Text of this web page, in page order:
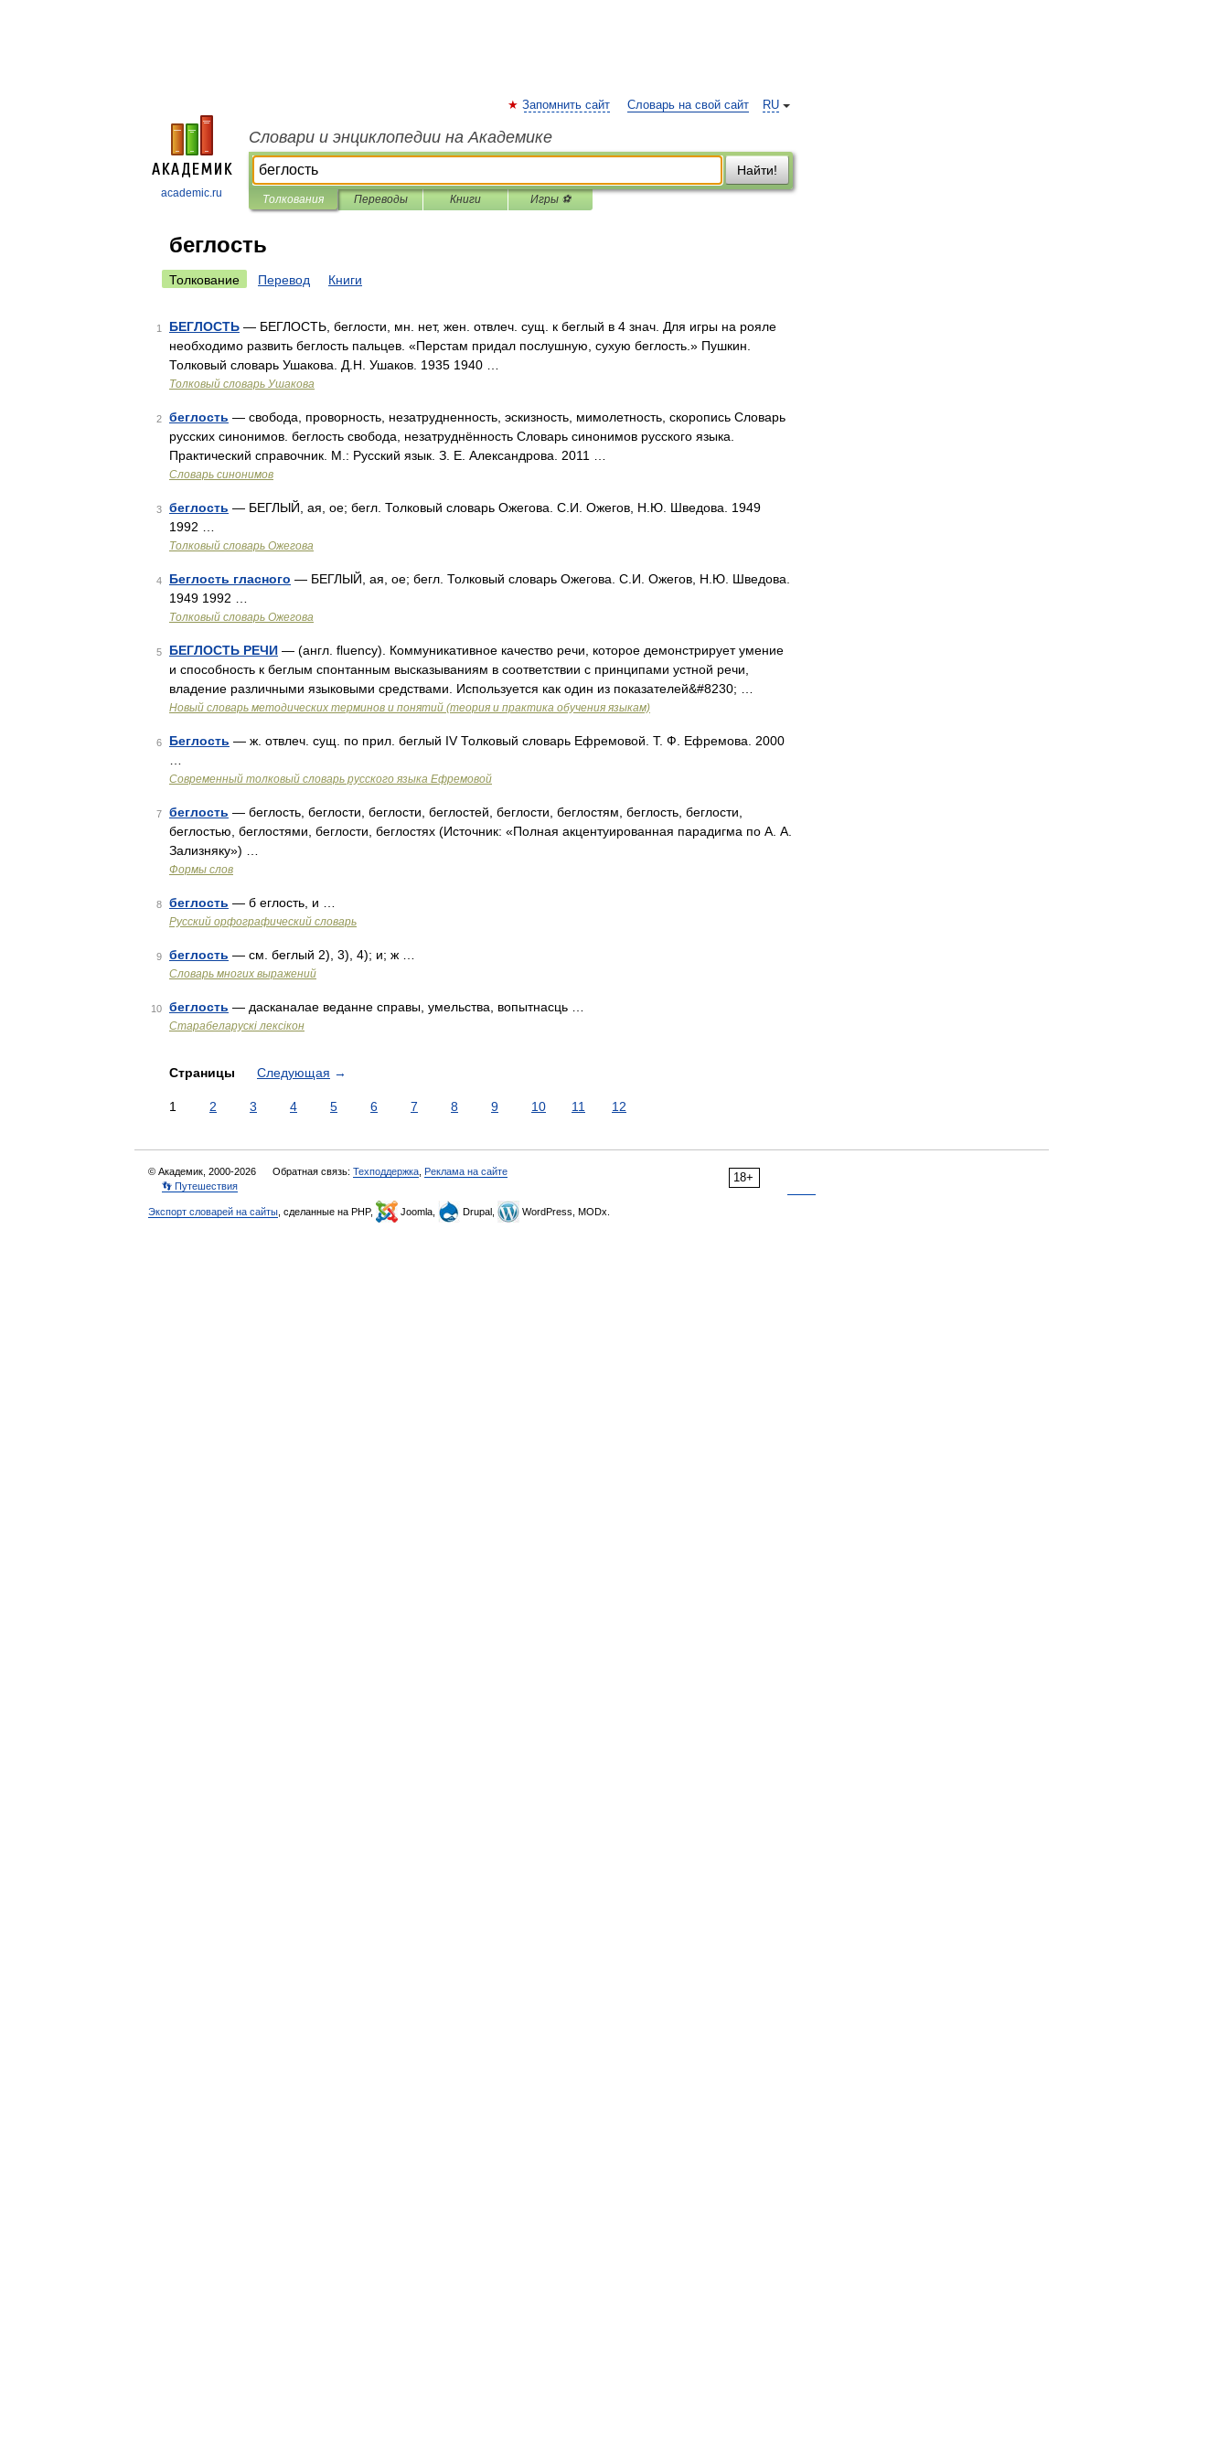
academic.ru
RU
Запомнить сайт Словарь на свой сайт
Словари и энциклопедии на Академике
Найти!
Толкования Переводы Книги Игры ⚽
беглость
Толкование Перевод Книги
1 БЕГЛОСТЬ — БЕГЛОСТЬ, беглости, мн. нет, жен. отвлеч. сущ. к беглый в 4 знач. Для игры на рояле
необходимо развить беглость пальцев. «Перстам придал послушную, сухую беглость.» Пушкин.
Толковый словарь Ушакова. Д.Н. Ушаков. 1935 1940 …
Толковый словарь Ушакова
2 беглость — свобода, проворность, незатрудненность, эскизность, мимолетность, скоропись Словарь
русских синонимов. беглость свобода, незатруднённость Словарь синонимов русского языка.
Практический справочник. М.: Русский язык. З. Е. Александрова. 2011 …
Словарь синонимов
3 беглость — БЕГЛЫЙ, ая, ое; бегл. Толковый словарь Ожегова. С.И. Ожегов, Н.Ю. Шведова. 1949
1992 …
Толковый словарь Ожегова
4 Беглость гласного — БЕГЛЫЙ, ая, ое; бегл. Толковый словарь Ожегова. С.И. Ожегов, Н.Ю. Шведова.
1949 1992 …
Толковый словарь Ожегова
5 БЕГЛОСТЬ РЕЧИ — (англ. fluency). Коммуникативное качество речи, которое демонстрирует умение
и способность к беглым спонтанным высказываниям в соответствии с принципами устной речи,
владение различными языковыми средствами. Используется как один из показателей&#8230; …
Новый словарь методических терминов и понятий (теория и практика обучения языкам)
6 Беглость — ж. отвлеч. сущ. по прил. беглый IV Толковый словарь Ефремовой. Т. Ф. Ефремова. 2000
Современный толковый словарь русского языка Ефремовой
7 беглость — беглость, беглости, беглости, беглостей, беглости, беглостям, беглость, беглости,
беглостью, беглостями, беглости, беглостях (Источник: «Полная акцентуированная парадигма по А. А.
Зализняку») …
Формы слов
8 беглость — б еглость, и …
Русский орфографический словарь
9 беглость — см. беглый 2), 3), 4); и; ж …
Словарь многих выражений
10 беглость — дасканалае веданне справы, умельства, вопытнасць …
Старабеларускі лексікон
Страницы Следующая →
1 2 3 4 5 6 7 8 9 10 11 12
18+
© Академик, 2000-2026 Обратная связь: Техподдержка Реклама на сайте
👣 Путешествия
Экспорт словарей на сайты , сделанные на PHP, Joomla, Drupal, WordPress, MODx.